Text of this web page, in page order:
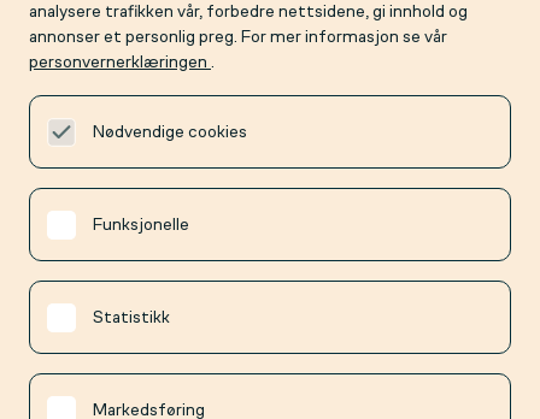
analysere trafikken vår, forbedre nettsidene, gi innhold og
annonser et personlig preg. For mer informasjon se vår
personvernerklæringen .
Nødvendige cookies
Funksjonelle
Statistikk
Markedsføring